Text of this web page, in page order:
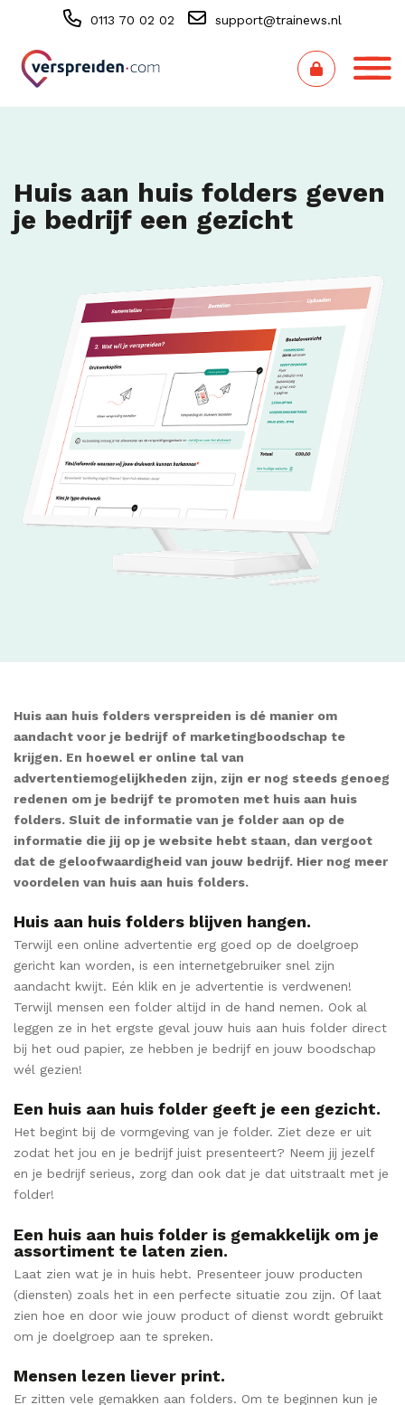
0113 70 02 02 support@trainews.nl
Huis aan huis folders geven
je bedrijf een gezicht
Huis aan huis folders verspreiden is dé manier om
aandacht voor je bedrijf of marketingboodschap te
krijgen. En hoewel er online tal van
advertentiemogelijkheden zijn, zijn er nog steeds genoeg
redenen om je bedrijf te promoten met huis aan huis
folders. Sluit de informatie van je folder aan op de
informatie die jij op je website hebt staan, dan vergoot
dat de geloofwaardigheid van jouw bedrijf. Hier nog meer
voordelen van huis aan huis folders.
Huis aan huis folders blijven hangen.
Terwijl een online advertentie erg goed op de doelgroep
gericht kan worden, is een internetgebruiker snel zijn
aandacht kwijt. Eén klik en je advertentie is verdwenen!
Terwijl mensen een folder altijd in de hand nemen. Ook al
leggen ze in het ergste geval jouw huis aan huis folder direct
bij het oud papier, ze hebben je bedrijf en jouw boodschap
wél gezien!
Een huis aan huis folder geeft je een gezicht.
Het begint bij de vormgeving van je folder. Ziet deze er uit
zodat het jou en je bedrijf juist presenteert? Neem jij jezelf
en je bedrijf serieus, zorg dan ook dat je dat uitstraalt met je
folder!
Een huis aan huis folder is gemakkelijk om je
assortiment te laten zien.
Laat zien wat je in huis hebt. Presenteer jouw producten
(diensten) zoals het in een perfecte situatie zou zijn. Of laat
zien hoe en door wie jouw product of dienst wordt gebruikt
om je doelgroep aan te spreken.
Mensen lezen liever print.
Er zitten vele gemakken aan folders. Om te beginnen kun je